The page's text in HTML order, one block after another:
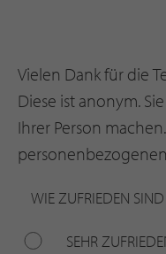
Vielen Dank für die
Diese ist anonym.
Ihrer Person
WIE ZUFRIEDEN
SEHR